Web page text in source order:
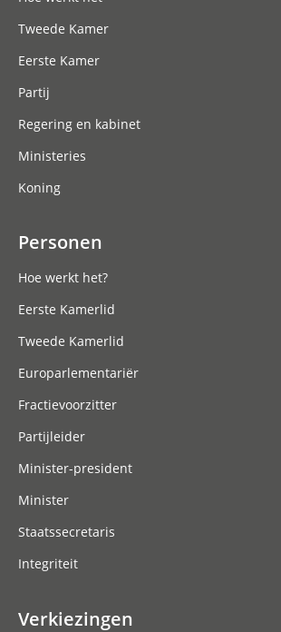
Tweede Kamer
Eerste Kamer
Partij
Regering en kabinet
Ministeries
Koning
Personen
Hoe werkt het?
Eerste Kamerlid
Tweede Kamerlid
Europarlementariër
Fractievoorzitter
Partijleider
Minister-president
Minister
Staatssecretaris
Integriteit
Verkiezingen